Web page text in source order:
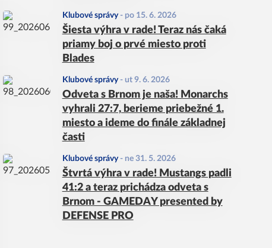
Klubové správy- po 15. 6. 2026
Šiesta výhra v rade! Teraz nás čaká
priamy boj o prvé miesto proti
Blades
Klubové správy- ut 9. 6. 2026
Odveta s Brnom je naša! Monarchs
vyhrali 27:7, berieme priebežné 1.
miesto a ideme do finále základnej
časti
Klubové správy- ne 31. 5. 2026
Štvrtá výhra v rade! Mustangs padli
41:2 a teraz prichádza odveta s
Brnom - GAMEDAY presented by
DEFENSE PRO